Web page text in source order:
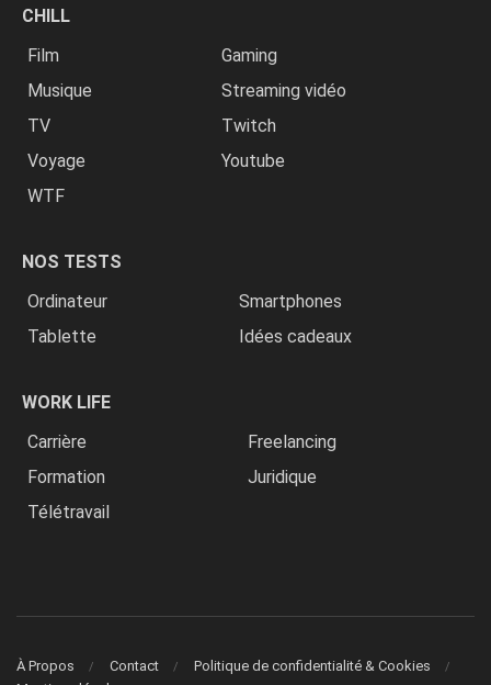
CHILL
Film
Gaming
Musique
Streaming vidéo
TV
Twitch
Voyage
Youtube
WTF
NOS TESTS
Ordinateur
Smartphones
Tablette
Idées cadeaux
WORK LIFE
Carrière
Freelancing
Formation
Juridique
Télétravail
À Propos Contact
Politique de confidentialité & Cookies